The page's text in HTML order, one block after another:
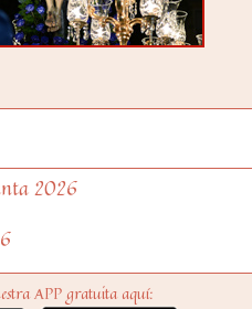
2026
APP gratuita aquí: